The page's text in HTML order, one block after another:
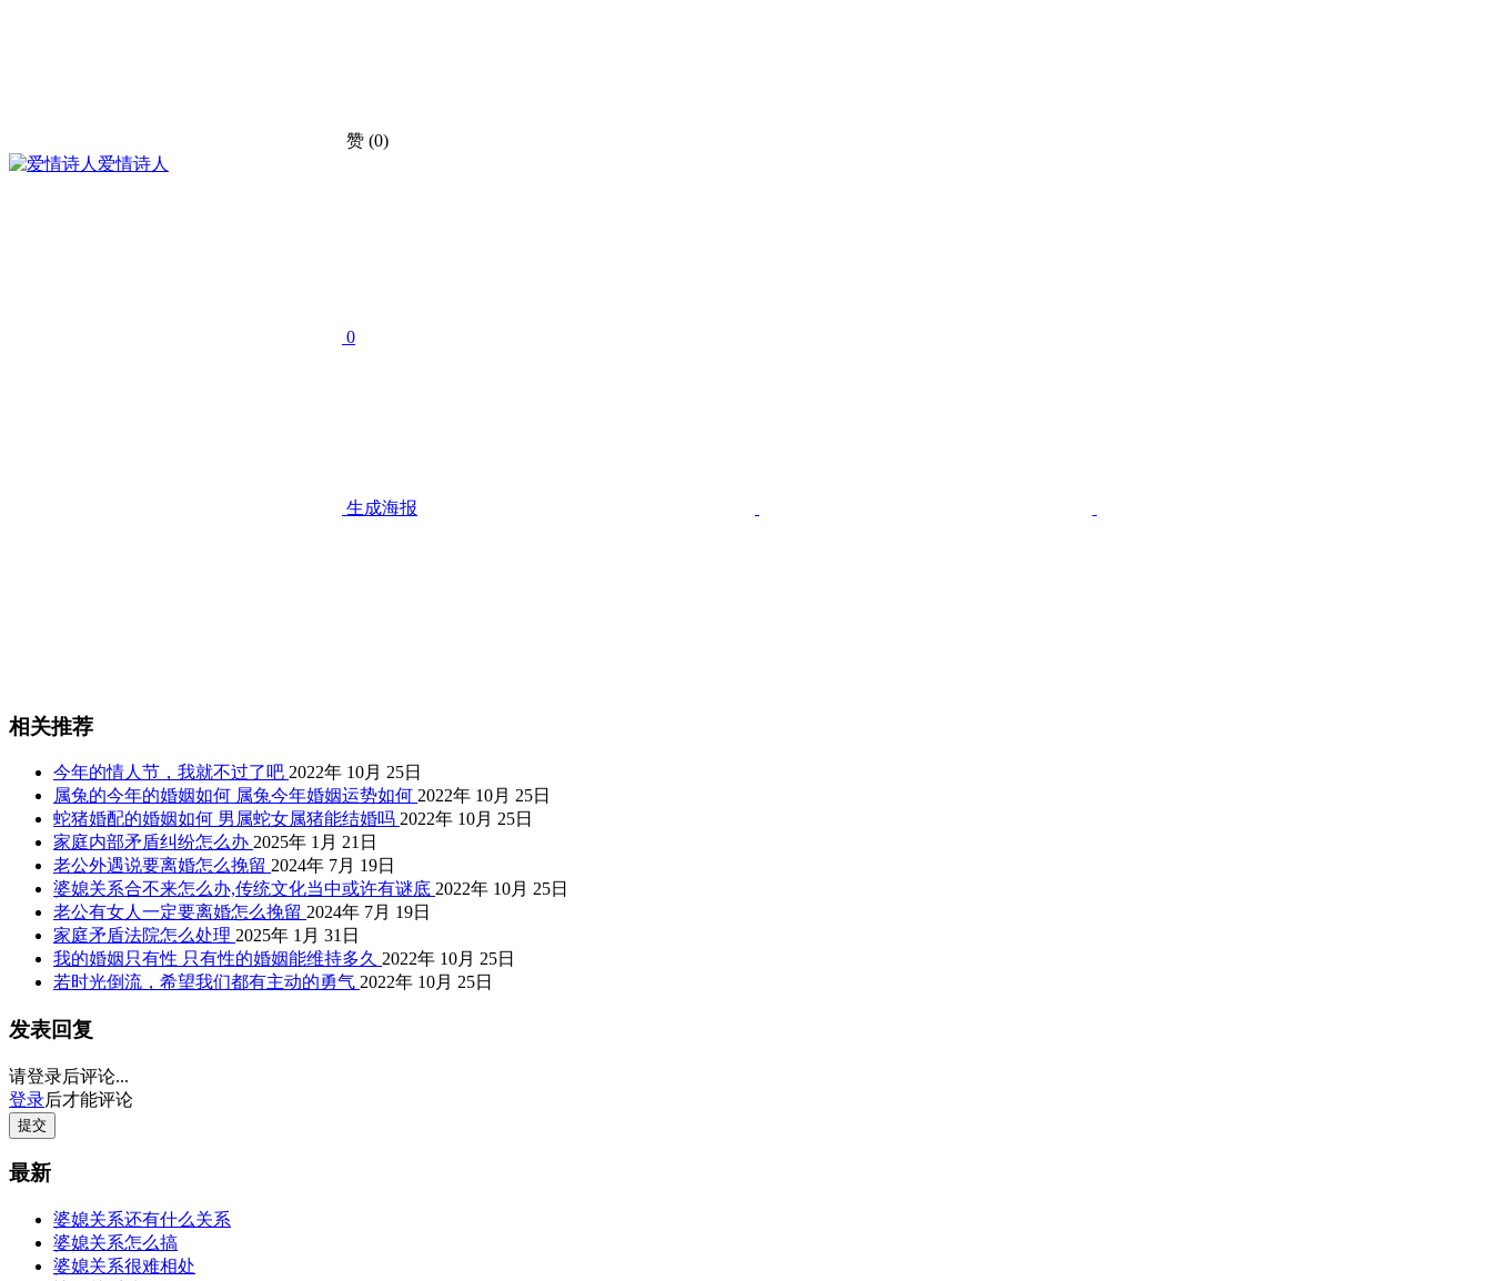
赞 (0)
爱情诗人
0
生成海报
相关推荐
今年的情人节，我就不过了吧 2022年 10月 25日
属兔的今年的婚姻如何 属兔今年婚姻运势如何 2022年 10月 25日
蛇猪婚配的婚姻如何 男属蛇女属猪能结婚吗 2022年 10月 25日
家庭内部矛盾纠纷怎么办 2025年 1月 21日
老公外遇说要离婚怎么挽留 2024年 7月 19日
婆媳关系合不来怎么办,传统文化当中或许有谜底 2022年 10月 25日
老公有女人一定要离婚怎么挽留 2024年 7月 19日
家庭矛盾法院怎么处理 2025年 1月 31日
我的婚姻只有性 只有性的婚姻能维持多久 2022年 10月 25日
若时光倒流，希望我们都有主动的勇气 2022年 10月 25日
发表回复
请登录后评论...
登录后才能评论
提交
最新
婆媳关系还有什么关系
婆媳关系怎么搞
婆媳关系很难相处